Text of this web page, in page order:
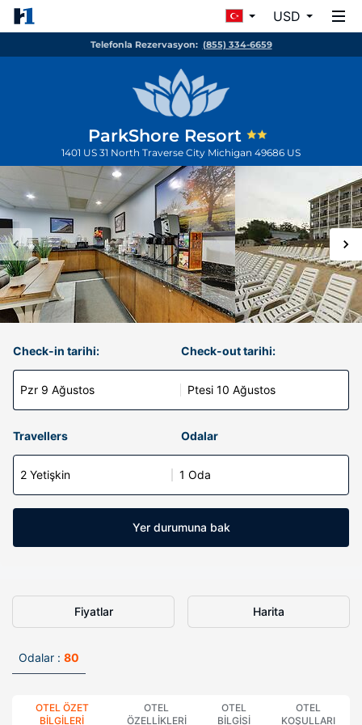
USD
Telefonla Rezervasyon: (855) 334-6659
ParkShore Resort
1401 US 31 North Traverse City Michigan 49686 US
Check-in tarihi:
Pzr 9 Ağustos
Check-out tarihi:
Ptesi 10 Ağustos
Travellers Odalar
2 Yetişkin 1 Oda
Yer durumuna bak
Fiyatlar Harita
Odalar : 80
OTEL ÖZET
BILGILERI
OTEL
ÖZELLIKLERI
OTEL
BILGISI
OTEL
KOŞULLARI